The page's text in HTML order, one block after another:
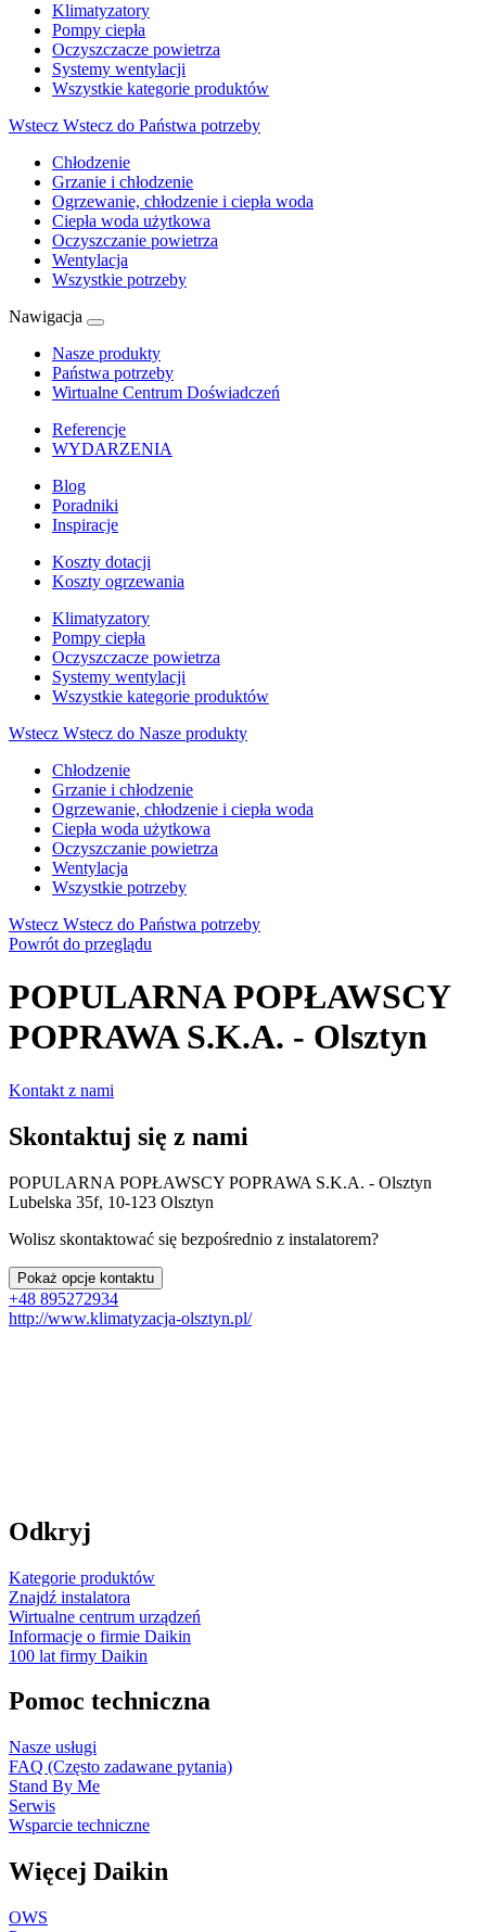
Klimatyzatory
Pompy ciepła
Oczyszczacze powietrza
Systemy wentylacji
Wszystkie kategorie produktów
Wstecz Wstecz do Państwa potrzeby
Chłodzenie
Grzanie i chłodzenie
Ogrzewanie, chłodzenie i ciepła woda
Ciepła woda użytkowa
Oczyszczanie powietrza
Wentylacja
Wszystkie potrzeby
Nawigacja
Nasze produkty
Państwa potrzeby
Wirtualne Centrum Doświadczeń
Referencje
WYDARZENIA
Blog
Poradniki
Inspiracje
Koszty dotacji
Koszty ogrzewania
Klimatyzatory
Pompy ciepła
Oczyszczacze powietrza
Systemy wentylacji
Wszystkie kategorie produktów
Wstecz Wstecz do Nasze produkty
Chłodzenie
Grzanie i chłodzenie
Ogrzewanie, chłodzenie i ciepła woda
Ciepła woda użytkowa
Oczyszczanie powietrza
Wentylacja
Wszystkie potrzeby
Wstecz Wstecz do Państwa potrzeby
Powrót do przeglądu
POPULARNA POPŁAWSCY
POPRAWA S.K.A. - Olsztyn
Kontakt z nami
Skontaktuj się z nami
POPULARNA POPŁAWSCY POPRAWA S.K.A. - Olsztyn
Lubelska 35f, 10-123 Olsztyn
Wolisz skontaktować się bezpośrednio z instalatorem?
Pokaż opcje kontaktu
+48 895272934
http://www.klimatyzacja-olsztyn.pl/
Odkryj
Kategorie produktów
Znajdź instalatora
Wirtualne centrum urządzeń
Informacje o firmie Daikin
100 lat firmy Daikin
Pomoc techniczna
Nasze usługi
FAQ (Często zadawane pytania)
Stand By Me
Serwis
Wsparcie techniczne
Więcej Daikin
OWS